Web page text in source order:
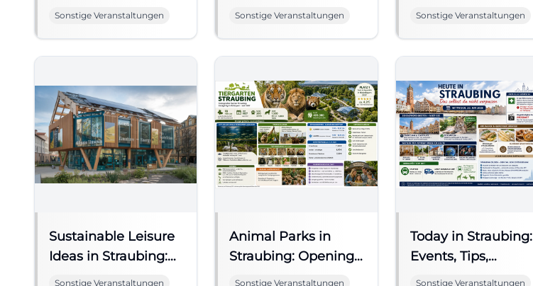
Bus, City Bus &
Sonstige Veranstaltungen
Straubing
Sonstige Veranstaltungen
in Straubing
Sonstige Veranstaltungen
Sustainable Leisure
Ideas in Straubing:
Museum & Nature
Sonstige Veranstaltungen
Animal Parks in
Straubing: Opening
Hours, Prices &
Sonstige Veranstaltungen
Today in Straubing:
Events, Tips,
Culinary Delights
Sonstige Veranstaltungen